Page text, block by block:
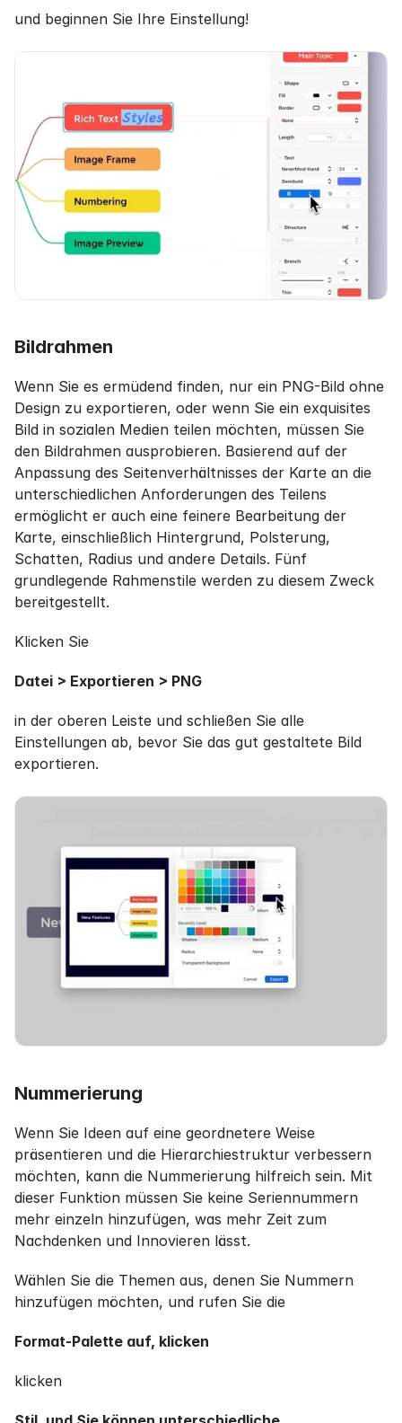
und beginnen Sie Ihre Einstellung!
Bildrahmen
Wenn Sie es ermüdend finden, nur ein PNG-Bild ohne
Design zu exportieren, oder wenn Sie ein exquisites
Bild in sozialen Medien teilen möchten, müssen Sie
den Bildrahmen ausprobieren. Basierend auf der
Anpassung des Seitenverhältnisses der Karte an die
unterschiedlichen Anforderungen des Teilens
ermöglicht er auch eine feinere Bearbeitung der
Karte, einschließlich Hintergrund, Polsterung,
Schatten, Radius und andere Details. Fünf
grundlegende Rahmenstile werden zu diesem Zweck
bereitgestellt.
Klicken Sie
Datei > Exportieren > PNG
in der oberen Leiste und schließen Sie alle
Einstellungen ab, bevor Sie das gut gestaltete Bild
exportieren.
Nummerierung
Wenn Sie Ideen auf eine geordnetere Weise
präsentieren und die Hierarchiestruktur verbessern
möchten, kann die Nummerierung hilfreich sein. Mit
dieser Funktion müssen Sie keine Seriennummern
mehr einzeln hinzufügen, was mehr Zeit zum
Nachdenken und Innovieren lässt.
Wählen Sie die Themen aus, denen Sie Nummern
hinzufügen möchten, und rufen Sie die
Format-Palette auf, klicken
klicken